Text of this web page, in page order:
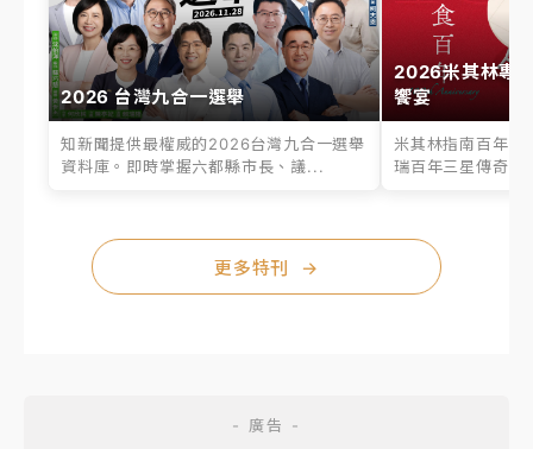
2026 台灣九合一選舉
知新聞提供最權威的2026台灣九合一選舉
資料庫。即時掌握六都縣市長、議...
2026米其林專
饗宴
米其林指南百年之
瑞百年三星傳奇、
更多特刊 →